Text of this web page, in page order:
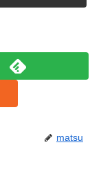
matsu